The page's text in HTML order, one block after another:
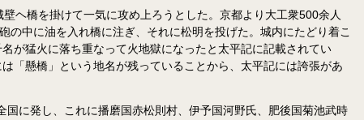
ヘ橋を掛けて一気に攻め上ろうとした。京都より大工衆500余人
中に油を入れ橋に注ぎ、それに松明を投げた。城内にたどり着こ
が猛火に落ち重なって火地獄になったと太平記に記載されてい
「懸橋」という地名が残っていることから、太平記には誇張があ
に発し、これに播磨国赤松則村、伊予国河野氏、肥後国菊池武時